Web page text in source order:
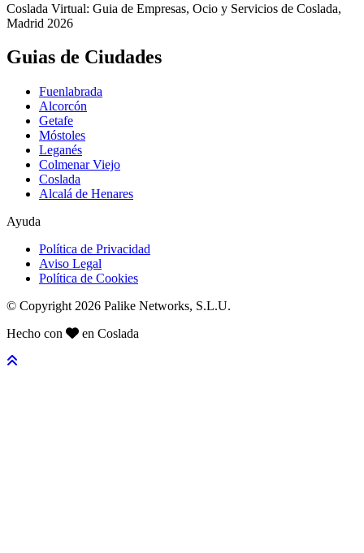
Coslada Virtual: Guia de Empresas, Ocio y Servicios de Coslada,
Madrid 2026
Guias de Ciudades
Fuenlabrada
Alcorcón
Getafe
Móstoles
Leganés
Colmenar Viejo
Coslada
Alcalá de Henares
Ayuda
Política de Privacidad
Aviso Legal
Política de Cookies
© Copyright 2026 Palike Networks, S.L.U.
Hecho con
en Coslada